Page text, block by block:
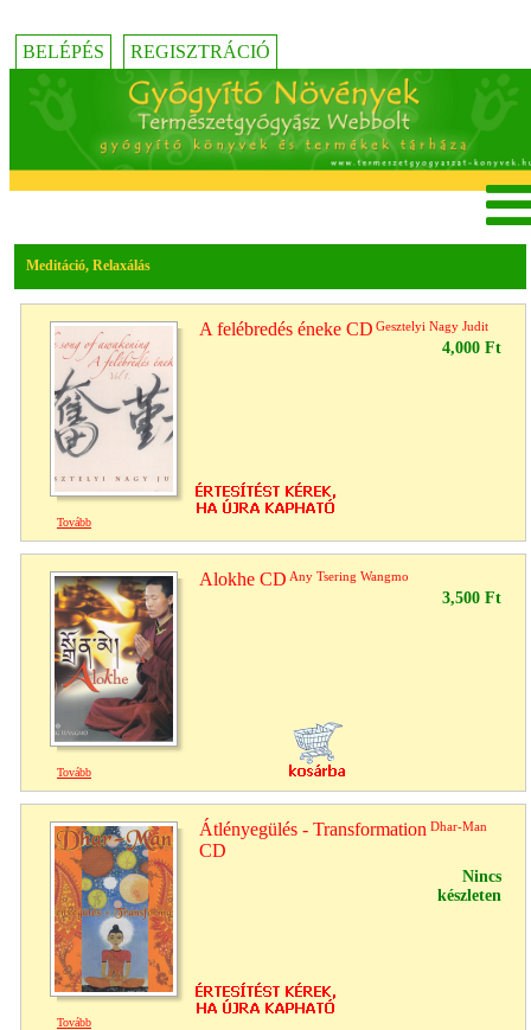
BELÉPÉS REGISZTRÁCIÓ
Meditáció, Relaxálás
A felébredés éneke CD Gesztelyi Nagy Judit
4,000 Ft
Tovább
Alokhe CD Any Tsering Wangmo
3,500 Ft
Tovább
Átlényegülés - Transformation
CD
Dhar-Man
Nincs
készleten
Tovább